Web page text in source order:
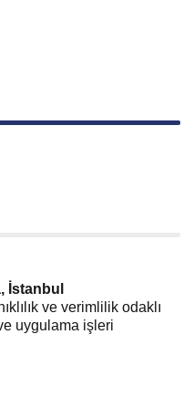
İstanbul
ve verimlilik odaklı
uygulama işleri